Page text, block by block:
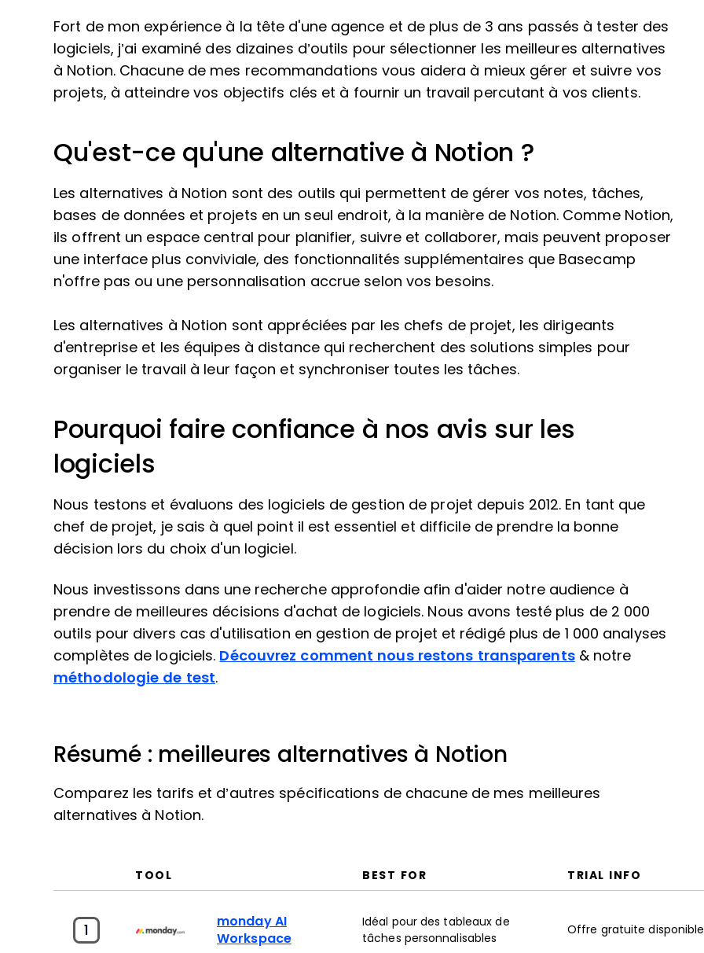
Fort de mon expérience à la tête d'une agence et de plus de 3 ans passés à tester des
logiciels, j’ai examiné des dizaines d’outils pour sélectionner les meilleures alternatives
à Notion. Chacune de mes recommandations vous aidera à mieux gérer et suivre vos
projets, à atteindre vos objectifs clés et à fournir un travail percutant à vos clients.
Qu'est-ce qu'une alternative à Notion ?
Les alternatives à Notion sont des outils qui permettent de gérer vos notes, tâches,
bases de données et projets en un seul endroit, à la manière de Notion. Comme Notion,
ils offrent un espace central pour planifier, suivre et collaborer, mais peuvent proposer
une interface plus conviviale, des fonctionnalités supplémentaires que Basecamp
n'offre pas ou une personnalisation accrue selon vos besoins.
Les alternatives à Notion sont appréciées par les chefs de projet, les dirigeants
d'entreprise et les équipes à distance qui recherchent des solutions simples pour
organiser le travail à leur façon et synchroniser toutes les tâches.
Pourquoi faire confiance à nos avis sur les
logiciels
Nous testons et évaluons des logiciels de gestion de projet depuis 2012. En tant que
chef de projet, je sais à quel point il est essentiel et difficile de prendre la bonne
décision lors du choix d'un logiciel.
Nous investissons dans une recherche approfondie afin d'aider notre audience à
prendre de meilleures décisions d'achat de logiciels. Nous avons testé plus de 2 000
outils pour divers cas d'utilisation en gestion de projet et rédigé plus de 1 000 analyses
complètes de logiciels. Découvrez comment nous restons transparents& notre
méthodologie de test.
Résumé : meilleures alternatives à Notion
Comparez les tarifs et d’autres spécifications de chacune de mes meilleures
alternatives à Notion.
TOOL BEST FOR TRIAL INFO
1
monday AI
Workspace
Idéal pour des tableaux de
tâches personnalisables
Offre gratuite disponible